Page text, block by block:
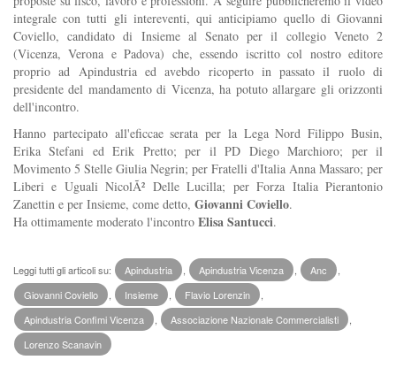
integrale con tutti gli intereventi, qui anticipiamo quello di Giovanni
Coviello, candidato di Insieme al Senato per il collegio Veneto 2
(Vicenza, Verona e Padova) che, essendo iscritto col nostro editore
proprio ad Apindustria ed avebdo ricoperto in passato il ruolo di
presidente del mandamento di Vicenza, ha potuto allargare gli orizzonti
dell'incontro.
Hanno partecipato all'eficcae serata per la Lega Nord Filippo Busin,
Erika Stefani ed Erik Pretto; per il PD Diego Marchioro; per il
Movimento 5 Stelle Giulia Negrin; per Fratelli d'Italia Anna Massaro; per
Liberi e Uguali NicolÃ² Delle Lucilla; per Forza Italia Pierantonio
Zanettin e per Insieme, come detto, Giovanni Coviello.
Ha ottimamente moderato l'incontro Elisa Santucci.
Leggi tutti gli articoli su: Apindustria Apindustria Vicenza Anc
Giovanni Coviello
Insieme Flavio Lorenzin
Apindustria Confimi Vicenza
Associazione Nazionale Commercialisti
Lorenzo Scanavin